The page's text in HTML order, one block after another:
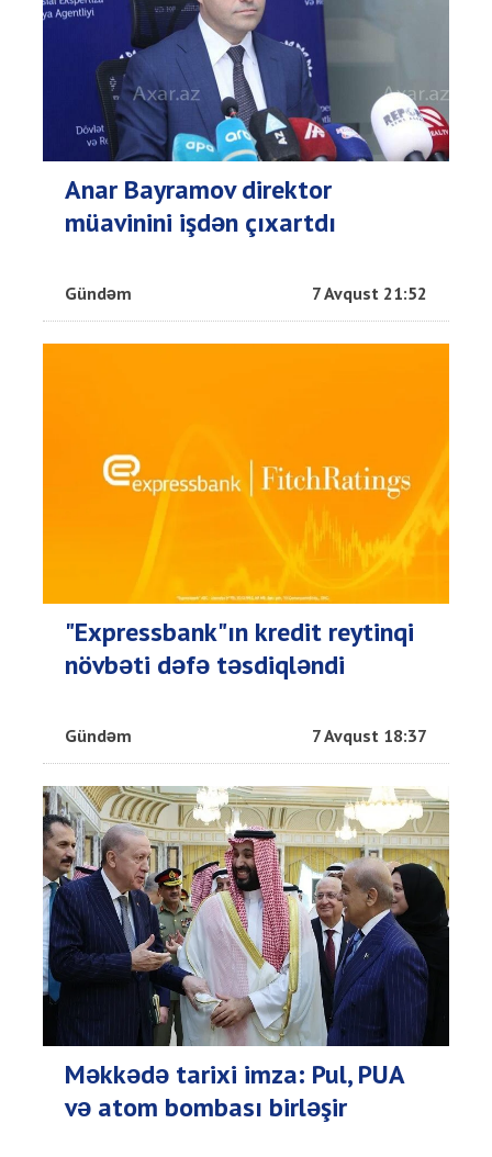
Anar Bayramov direktor
müavinini işdən çıxartdı
Gündəm 7 Avqust 21:52
"Expressbank"ın kredit reytinqi
növbəti dəfə təsdiqləndi
Gündəm 7 Avqust 18:37
Məkkədə tarixi imza: Pul, PUA
və atom bombası birləşir